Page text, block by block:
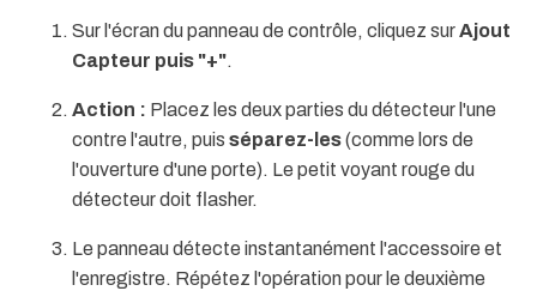
Sur l'écran du panneau de contrôle, cliquez surAjout
Capteur puis "+".
Action : Placez les deux parties du détecteur l'une
contre l'autre, puis séparez-les(comme lors de
l'ouverture d'une porte). Le petit voyant rouge du
détecteur doit flasher.
Le panneau détecte instantanément l'accessoire et
l'enregistre. Répétez l'opération pour le deuxième